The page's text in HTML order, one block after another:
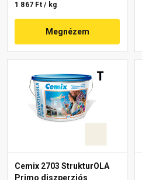
1 867 Ft / kg
Megnézem
Cemix 2703 StrukturOLA
Primo diszperziós